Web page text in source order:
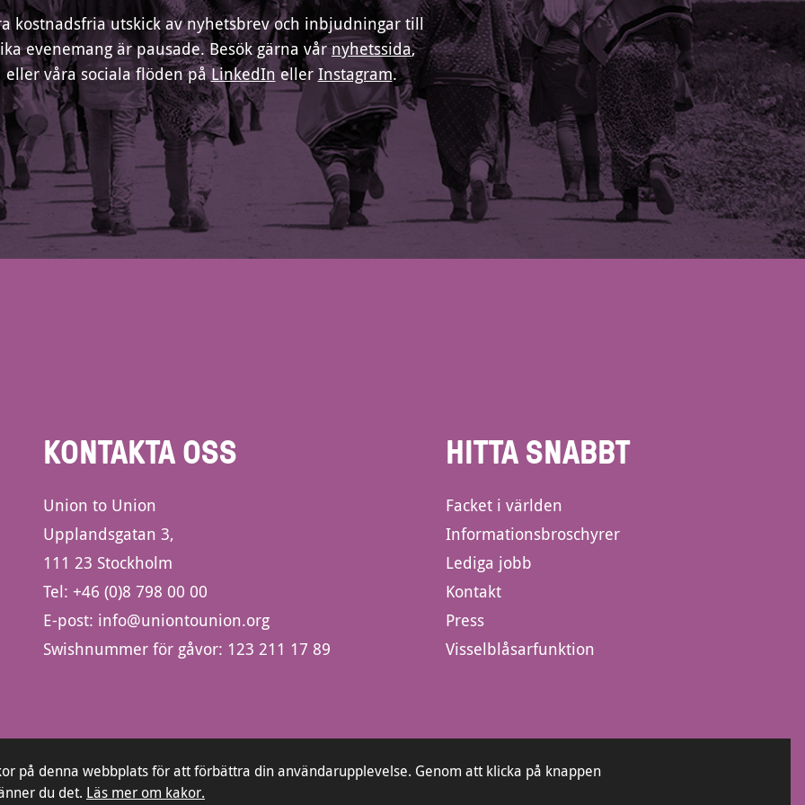
kostnadsfria utskick av nyhetsbrev och inbjudningar till
evenemang är pausade. Besök gärna vårnyhetssida,
eller våra sociala flöden påLinkedIn eller Instagram.
KONTAKTA OSS
Union to Union
Upplandsgatan 3,
111 23 Stockholm
Tel: +46 (0)8 798 00 00
E-post: info@uniontounion.org
Swishnummer för gåvor: 123 211 17 89
HITTA SNABBT
Facket i världen
Informationsbroschyrer
Lediga jobb
Kontakt
Press
Visselblåsarfunktion
på denna webbplats för att förbättra din användarupplevelse. Genom att klicka på knappen
du det. Läs mer om kakor.